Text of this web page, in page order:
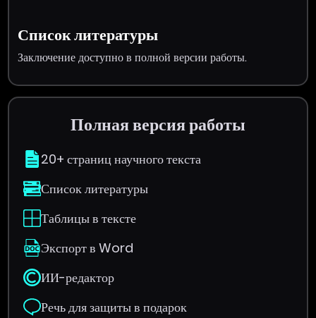
Список литературы
Заключение доступно в полной версии работы.
Полная версия работы
20+ страниц научного текста
Список литературы
Таблицы в тексте
Экспорт в Word
ИИ-редактор
Речь для защиты в подарок